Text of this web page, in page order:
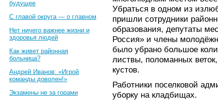
будущее
С главой округа — о главном
Нет ничего важнее жизни и
здоровья людей
Как живет районная
больница?
Андрей Иванов: «Игрой
команды доволен!»
Экзамены не за горами
Убраться в одном из
пришли сотрудники
образования, депутаты
Россия» и члены
было убрано большое
листвы, поломанных
кустов.
Работники поселковой
уборку на кладбищах.